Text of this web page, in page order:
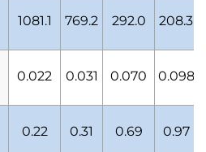
1081.1 769.2 292.0 208.3
0.022 0.031 0.070 0.098
0.22 0.31 0.69 0.97